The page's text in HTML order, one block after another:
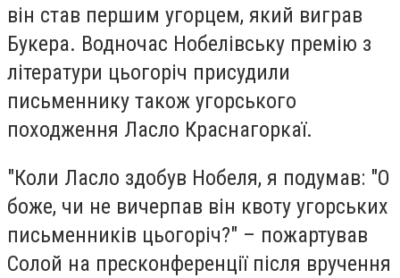
він став першим угорцем, який виграв
Букера. Водночас Нобелівську премію з
літератури цьогоріч присудили
письменнику також угорського
походження Ласло Краснагоркаї.
"Коли Ласло здобув Нобеля, я подумав: "О
боже, чи не вичерпав він квоту угорських
письменників цьогоріч?" – пожартував
Солой на пресконференції після вручення